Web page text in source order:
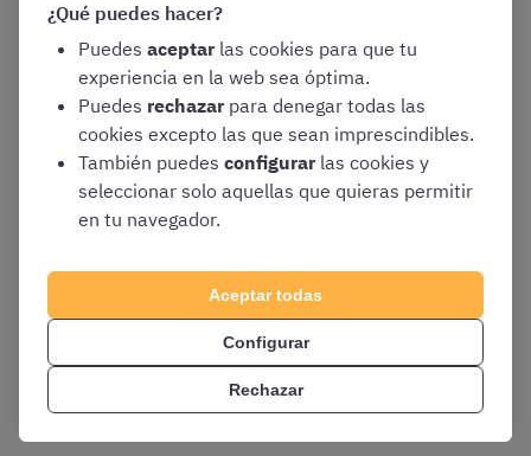
Nuestro sistema analiza vuestro
temas que lleváis tiempo sin tocar, identifica aquellas
preguntas en las que soléis dudar o fallar
cuenta lo que ya domináis. Con todo eso, crea una
mezcla diseñada específicamente para quereforcéis
vuestros puntos débilesy afiancéis vuestra memoria sin
perder el tiempo en lo que ya os sabéis de sobra.
¿Qué puedes hacer?
Puedes aceptar las cookies para que tu
experiencia en la web sea óptima.
Puedes rechazar para denegar todas las
cookies excepto las que sean imprescindibles.
También puedes configurar las cookies y
seleccionar solo aquellas que quieras permitir
en tu navegador.
Aceptar todas
Configurar
Rechazar